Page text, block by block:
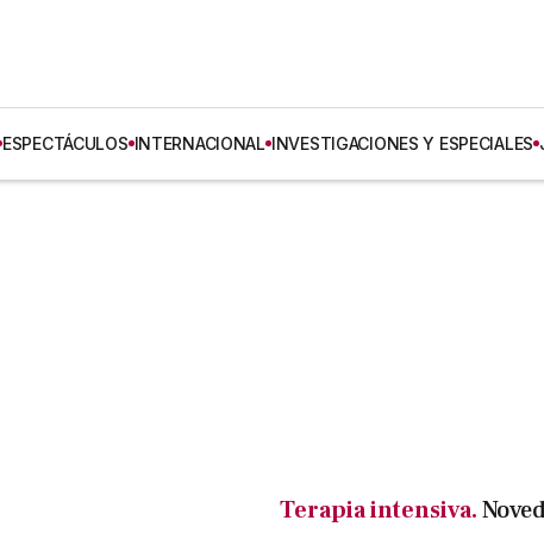
ESPECTÁCULOS INTERNACIONAL INVESTIGACIONES Y ESPECIALES
Terapia intensiva.